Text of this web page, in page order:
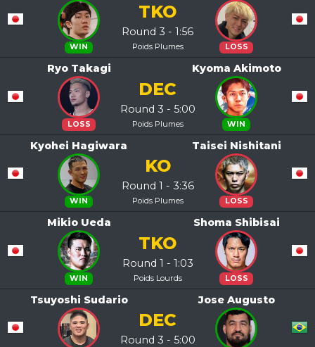
WIN LOSS
TKO
Round 3 - 1:56
Poids Plumes
Ryo Takagi
LOSS
Kyoma Akimoto
WIN
DEC
Round 3 - 5:00
Poids Plumes
Kyohei Hagiwara
WIN
Taisei Nishitani
LOSS
KO
Round 1 - 3:36
Poids Plumes
Mikio Ueda
WIN
Shoma Shibisai
LOSS
TKO
Round 1 - 1:03
Poids Lourds
Tsuyoshi Sudario Jose Augusto
DEC
Round 3 - 5:00